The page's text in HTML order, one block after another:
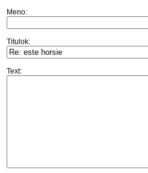
Meno:
Titulok:
Text: